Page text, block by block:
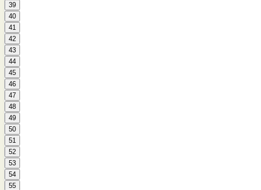
39
40
41
42
43
44
45
46
47
48
49
50
51
52
53
54
55